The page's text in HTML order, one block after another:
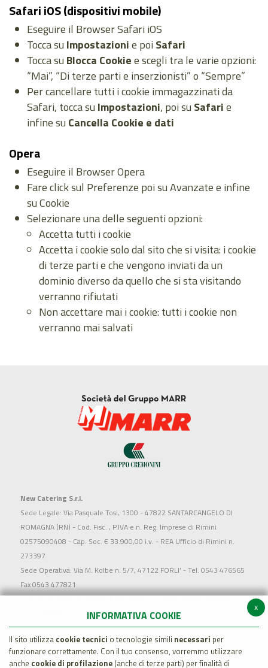
Safari iOS (dispositivi mobile)
Eseguire il Browser Safari iOS
Tocca su Impostazionie poi Safari
Tocca su Blocca Cookiee scegli tra le varie opzioni:
“Mai”, “Di terze parti e inserzionisti” o “Sempre”
Per cancellare tutti i cookie immagazzinati da
Safari, tocca su Impostazioni, poi su Safarie
infine su Cancella Cookie e dati
Opera
Eseguire il Browser Opera
Fare click sul Preferenze poi su Avanzate e infine
su Cookie
Selezionare una delle seguenti opzioni:
Accetta tutti i cookie
Accetta i cookie solo dal sito che si visita: i cookie
di terze parti e che vengono inviati da un
dominio diverso da quello che si sta visitando
verranno rifiutati
Non accettare mai i cookie: tutti i cookie non
verranno mai salvati
New Catering S.r.l.
Sede Legale: Via Pasquale Tosi, 1300 - 47822 SANTARCANGELO DI
ROMAGNA (RN) - Cod. Fisc. , P.IVA e n. Reg. Imprese di Rimini
02575090408 - Cap. Soc. € 33.900,00 i.v. - REA Ufficio di Rimini n.
273397
Sede Operativa: Via M. Kolbe n. 5/7, 47122 FORLI' - Tel. 0543 476565
Fax 0543 477821
Società soggetta all'attività di direzione e coordinamento di MARR
x
INFORMATIVA COOKIE
Il sito utilizza cookie tecnici o tecnologie simili necessari per
funzionare correttamente. Con il tuo consenso, vorremmo utilizzare
anche cookie di profilazione (anche di terze parti) per finalità di